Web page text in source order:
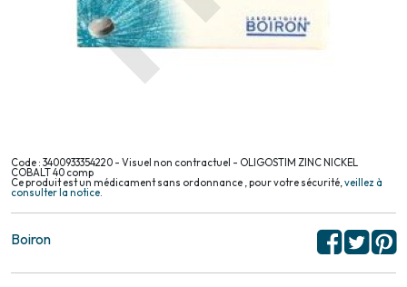
Code : 3400933354220 - Visuel non contractuel - OLIGOSTIM ZINC NICKEL
COBALT 40 comp
Ce produit est un médicament sans ordonnance , pour votre sécurité,veillez à
consulter la notice.
Boiron